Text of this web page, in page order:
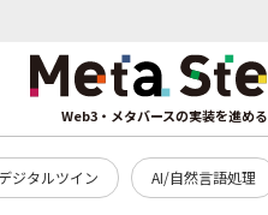
Web3・メタバースの実装を進める
デジタルツイン AI/自然言語処理